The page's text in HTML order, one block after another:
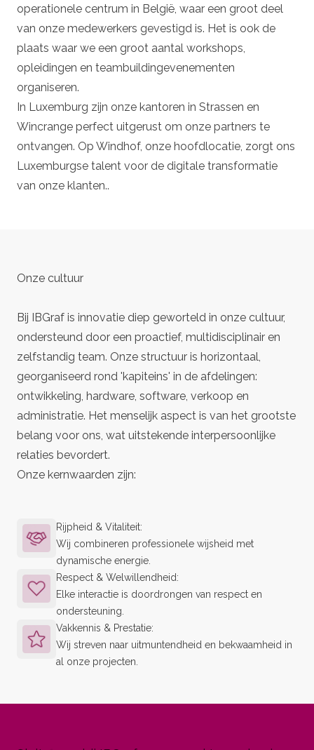
operationele centrum in België, waar een groot deel
van onze medewerkers gevestigd is. Het is ook de
plaats waar we een groot aantal workshops,
opleidingen en teambuildingevenementen
organiseren.
In Luxemburg zijn onze kantoren in Strassen en
Wincrange perfect uitgerust om onze partners te
ontvangen. Op Windhof, onze hoofdlocatie, zorgt ons
Luxemburgse talent voor de digitale transformatie
van onze klanten..
Onze cultuur
Bij IBGraf is innovatie diep geworteld in onze cultuur,
ondersteund door een proactief, multidisciplinair en
zelfstandig team. Onze structuur is horizontaal,
georganiseerd rond 'kapiteins' in de afdelingen:
ontwikkeling, hardware, software, verkoop en
administratie. Het menselijk aspect is van het grootste
belang voor ons, wat uitstekende interpersoonlijke
relaties bevordert.
Onze kernwaarden zijn:
Rijpheid & Vitaliteit:
Wij combineren professionele wijsheid met
dynamische energie.
Respect & Welwillendheid:
Elke interactie is doordrongen van respect en
ondersteuning.
Vakkennis & Prestatie:
Wij streven naar uitmuntendheid en bekwaamheid in
al onze projecten.